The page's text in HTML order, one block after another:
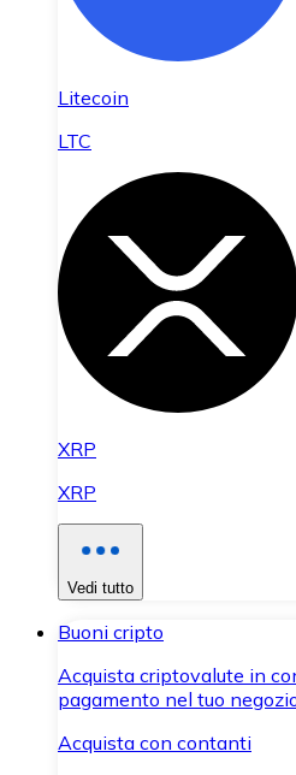
Litecoin
LTC
XRP
XRP
Vedi tutto
Buoni cripto
Acquista criptovalute in
pagamento nel tuo
Acquista con contanti